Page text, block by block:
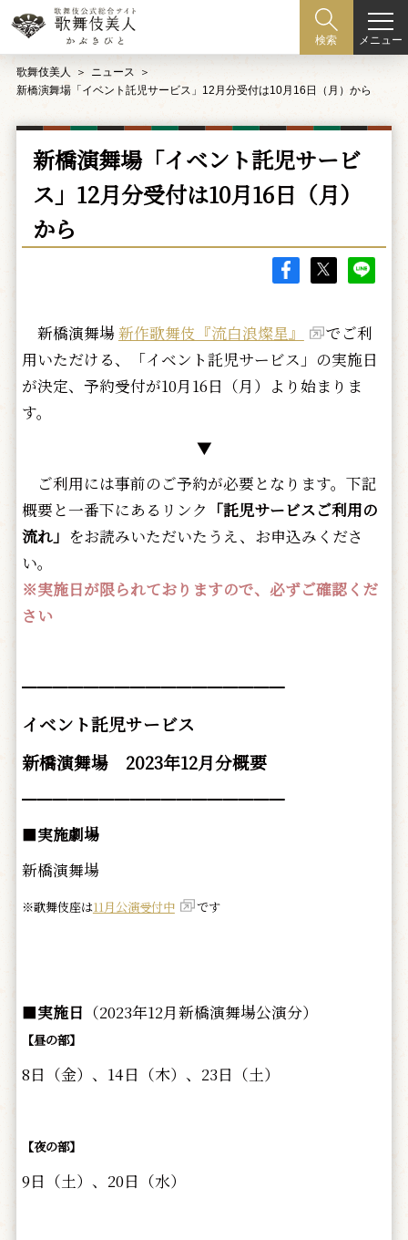
検索 メニュー
歌舞伎美人
ニュース
新橋演舞場「イベント託児サービス」12月分受付は10月16日（月）から
新橋演舞場「イベント託児サービ
ス」12月分受付は10月16日（月）
から
新橋演舞場新作歌舞伎『流白浪燦星』
でご利
用いただける、「イベント託児サービス」の実施日
が決定、予約受付が10月16日（月）より始まりま
す。
▼
ご利用には事前のご予約が必要となります。下記
概要と一番下にあるリンク 「託児サービスご利用の
流れ」 をお読みいただいたうえ、お申込みくださ
い。
※実施日が限られておりますので、必ずご確認くだ
さい
━━━━━━━━━━━━━━━━━
イベント託児サービス
新橋演舞場 2023年12月分概要
━━━━━━━━━━━━━━━━━
■実施劇場
新橋演舞場
※歌舞伎座は11月公演受付中 です
■実施日 （2023年12月新橋演舞場公演分）
【昼の部】
8日（金）、14日（木）、23日（土）
【夜の部】
9日（土）、20日（水）